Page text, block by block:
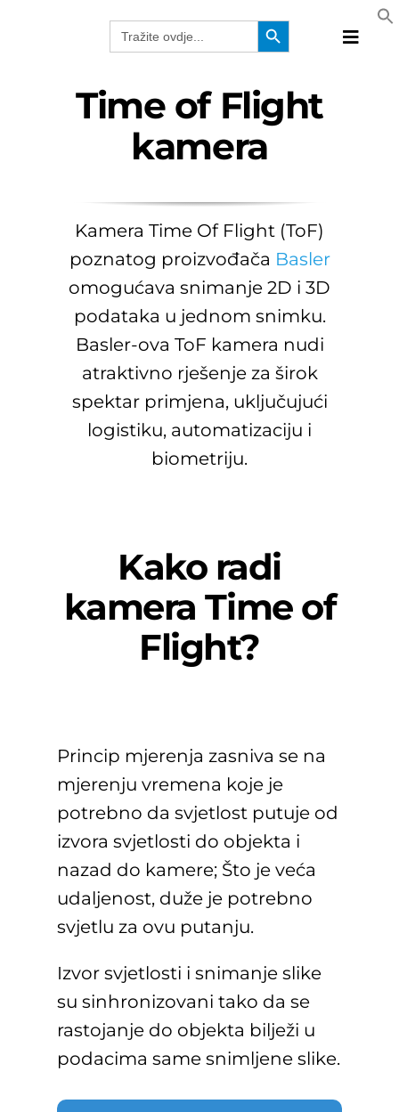
Search
for:
Search Button
Toggle
Time of Flight
kamera
Kamera Time Of Flight (ToF)
poznatog proizvođača Basler
omogućava snimanje 2D i 3D
podataka u jednom snimku.
Basler-ova ToF kamera nudi
atraktivno rješenje za širok
spektar primjena, uključujući
logistiku, automatizaciju i
biometriju.
Kako radi
kamera Time of
Flight?
Princip mjerenja zasniva se na
mjerenju vremena koje je
potrebno da svjetlost putuje od
izvora svjetlosti do objekta i
nazad do kamere; Što je veća
udaljenost, duže je potrebno
svjetlu za ovu putanju.
Izvor svjetlosti i snimanje slike
su sinhronizovani tako da se
rastojanje do objekta bilježi u
podacima same snimljene slike.